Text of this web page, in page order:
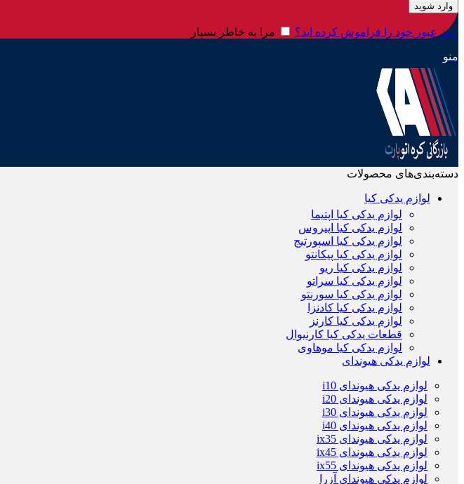
وارد شوید
رمز عبور خود را فراموش کرده اید؟ مرا به خاطر بسپار
منو
دسته‌بندی‌های محصولات
لوازم یدکی کیا
لوازم یدکی کیا اپتیما
لوازم یدکی کیا اپیروس
لوازم یدکی کیا اسپورتیج
لوازم یدکی کیا پیکانتو
لوازم یدکی کیا ریو
لوازم یدکی کیا سراتو
لوازم یدکی کیا سورنتو
لوازم یدکی کیا کادنزا
لوازم یدکی کیا کارنز
قطعات یدکی کیا کارنیوال
لوازم یدکی کیا موهاوی
لوازم یدکی هیوندای
لوازم یدکی هیوندای i10
لوازم یدکی هیوندای i20
لوازم یدکی هیوندای i30
لوازم یدکی هیوندای i40
لوازم یدکی هیوندای ix35
لوازم یدکی هیوندای ix45
لوازم یدکی هیوندای ix55
لوازم یدکی هیوندای آزرا